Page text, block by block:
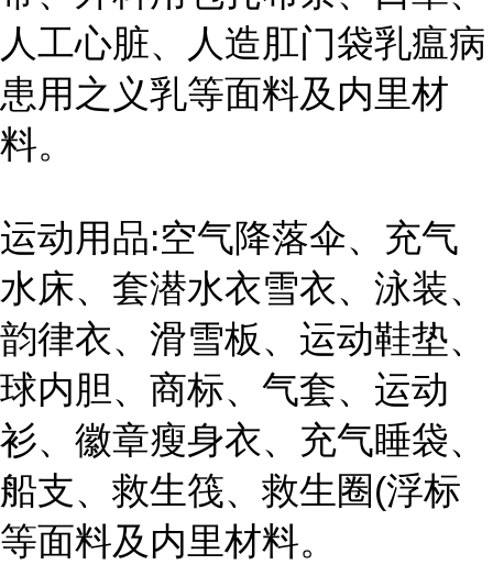
人工心脏、人造肛门袋乳瘟病
患用之义乳等面料及内里材
料。
运动用品:空气降落伞、充气
水床、套潜水衣雪衣、泳装、
韵律衣、滑雪板、运动鞋垫、
球内胆、商标、气套、运动
衫、徽章瘦身衣、充气睡袋、
船支、救生筏、救生圈(浮标
等面料及内里材料。